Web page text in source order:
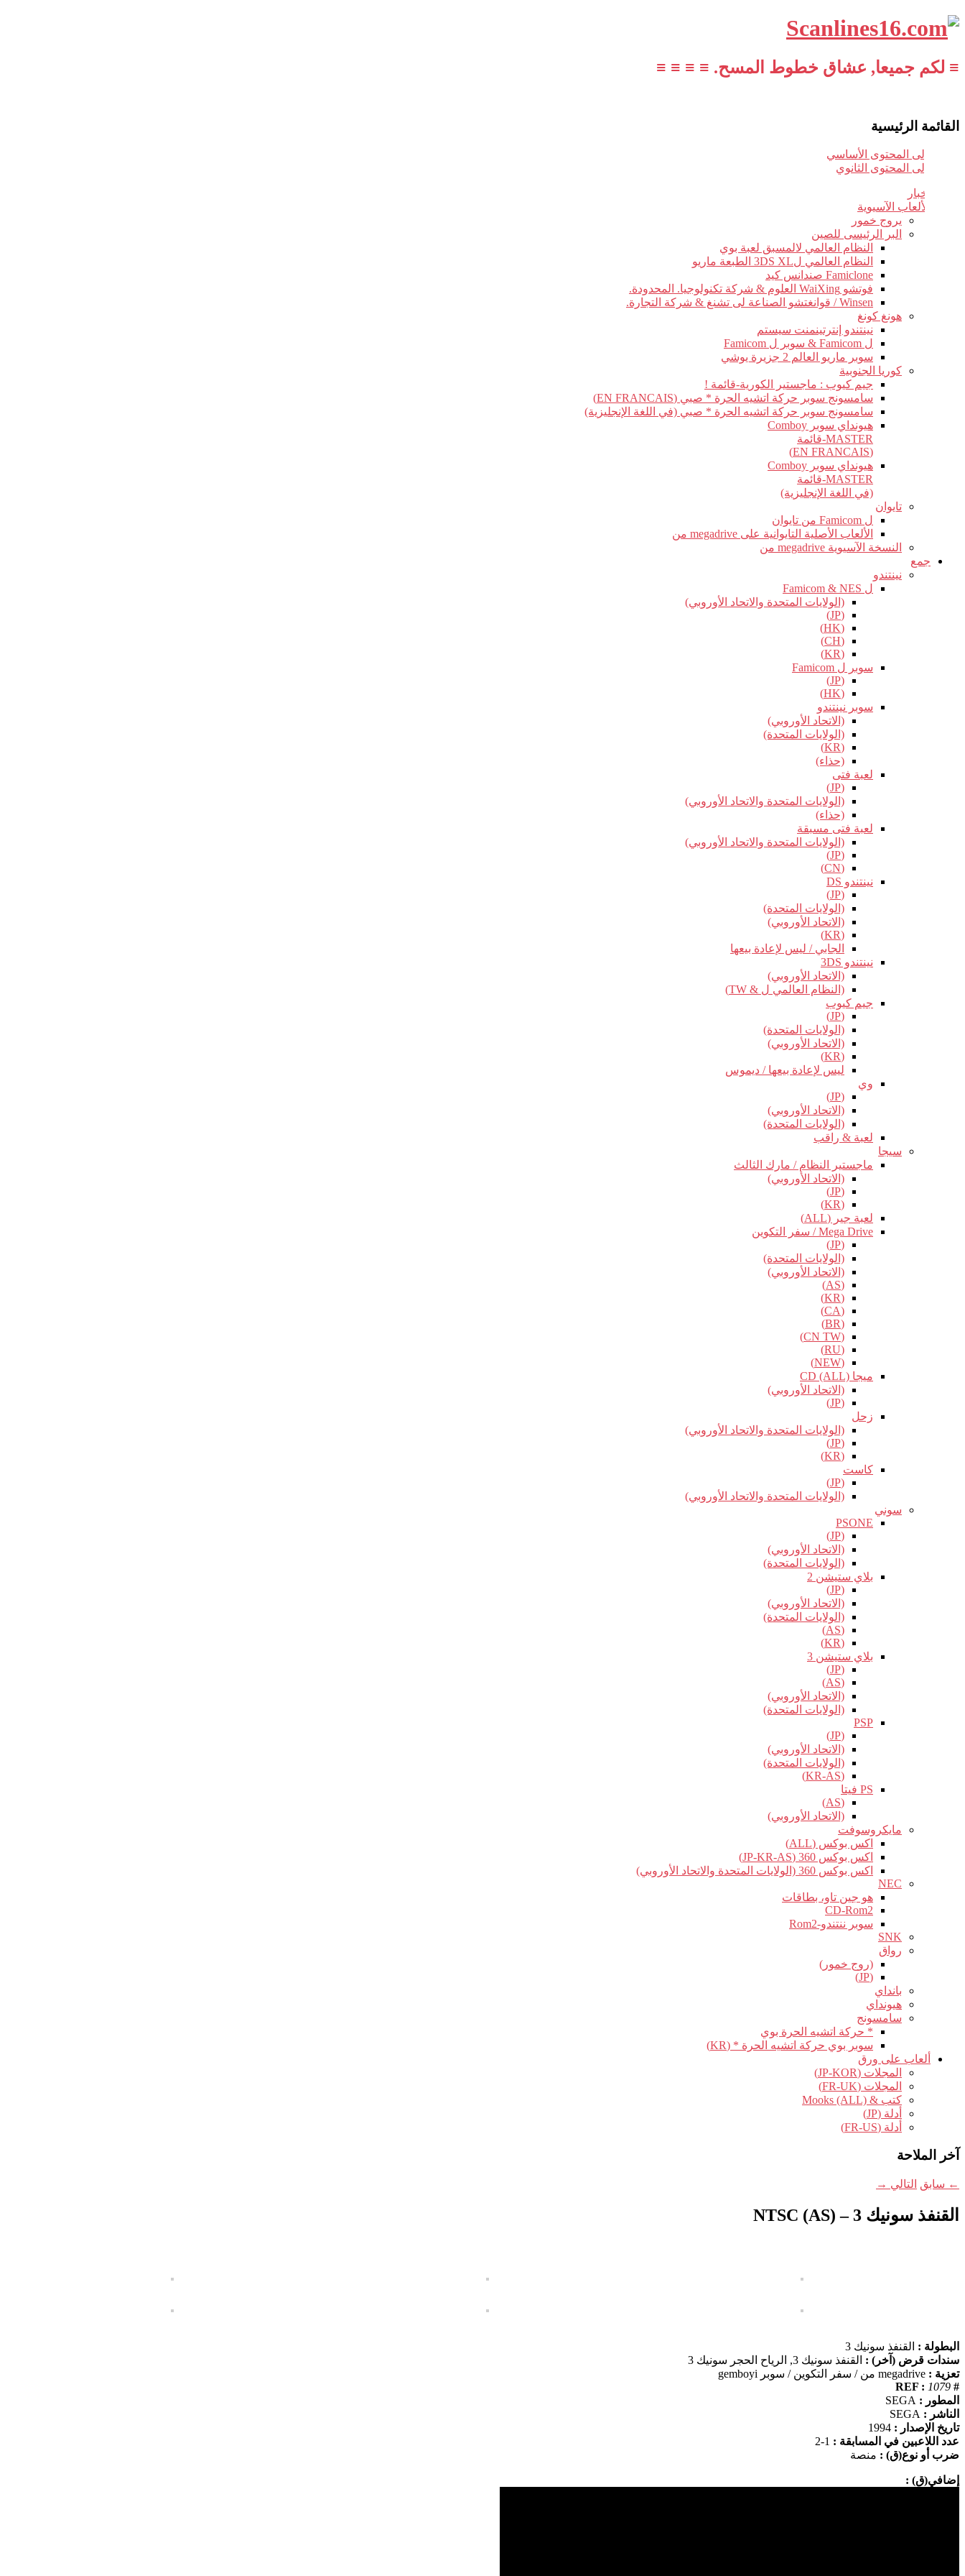
≡ لكم جميعا, عشاق خطوط المسح. ≡ ≡ ≡ ≡
القائمة الرئيسية
تخطي إلى المحتوى الأساسي
تخطي إلى المحتوى الثانوي
أخبار
الألعاب الآسيوية
يروج خمور
البر الرئيسى للصين
النظام العالمي لالمسبق لعبة بوي
النظام العالمي ل3DS XL الطبعة ماريو
Famiclone صندانس كيد
فوتشو WaiXing العلوم & شركة تكنولوجيا. المحدودة.
Winsen / قوانغتشو الصناعة لى تشنغ & شركة التجارة.
هونغ كونغ
نينتندو إنترتينمنت سيستم
ل Famicom & سوبر ل Famicom
سوبر ماريو العالم 2 جزيرة يوشي
كوريا الجنوبية
جيم كيوب : ماجستير الكورية-قائمة !
سامسونج سوبر حركة اتشيه الحرة * صبي (EN FRANCAIS)
سامسونج سوبر حركة اتشيه الحرة * صبي (في اللغة الإنجليزية)
هيونداي سوبر Comboy
MASTER-قائمة
(EN FRANCAIS)
هيونداي سوبر Comboy
MASTER-قائمة
(في اللغة الإنجليزية)
تايوان
ل Famicom من تايوان
الألعاب الأصلية التايوانية على megadrive من
النسخة الآسيوية megadrive من
جمع
نينتندو
ل Famicom & NES
(الولايات المتحدة والاتحاد الأوروبي)
(JP)
(HK)
(CH)
(KR)
سوبر ل Famicom
(JP)
(HK)
سوبر نينتندو
(الاتحاد الأوروبي)
(الولايات المتحدة)
(KR)
(حذاء)
لعبة فتى
(JP)
(الولايات المتحدة والاتحاد الأوروبي)
(حذاء)
لعبة فتى مسبقة
(الولايات المتحدة والاتحاد الأوروبي)
(JP)
(CN)
نينتندو DS
(JP)
(الولايات المتحدة)
(الاتحاد الأوروبي)
(KR)
الجابي / ليس لإعادة بيعها
نينتندو 3DS
(الاتحاد الأوروبي)
(النظام العالمي ل & TW)
جيم كيوب
(JP)
(الولايات المتحدة)
(الاتحاد الأوروبي)
(KR)
ليس لإعادة بيعها / ديموس
وي
(JP)
(الاتحاد الأوروبي)
(الولايات المتحدة)
لعبة & راقب
سيجا
ماجستير النظام / مارك الثالث
(الاتحاد الأوروبي)
(JP)
(KR)
لعبة جير (ALL)
Mega Drive / سفر التكوين
(JP)
(الولايات المتحدة)
(الاتحاد الأوروبي)
(AS)
(KR)
(CA)
(BR)
(CN TW)
(RU)
(NEW)
ميجا CD (ALL)
(الاتحاد الأوروبي)
(JP)
زحل
(الولايات المتحدة والاتحاد الأوروبي)
(JP)
(KR)
كاست
(JP)
(الولايات المتحدة والاتحاد الأوروبي)
سوني
PSONE
(JP)
(الاتحاد الأوروبي)
(الولايات المتحدة)
بلاي ستيشن 2
(JP)
(الاتحاد الأوروبي)
(الولايات المتحدة)
(AS)
(KR)
بلاي ستيشن 3
(JP)
(AS)
(الاتحاد الأوروبي)
(الولايات المتحدة)
PSP
(JP)
(الاتحاد الأوروبي)
(الولايات المتحدة)
(KR-AS)
PS فيتا
(AS)
(الاتحاد الأوروبي)
مايكروسوفت
اكس بوكس (ALL)
اكس بوكس 360 (JP-KR-AS)
اكس بوكس 360 (الولايات المتحدة والاتحاد الأوروبي)
NEC
هو جين تاو، بطاقات
CD-Rom2
سوبر ننتندو-Rom2
SNK
رواق
(روج خمور)
(JP)
بانداي
هيونداي
سامسونج
* حركة اتشيه الحرة بوي
سوبر بوي حركة اتشيه الحرة * (KR)
ألعاب على ورق
المجلات (JP-KOR)
المجلات (FR-UK)
كتب & Mooks (ALL)
أدلة (JP)
أدلة (FR-US)
آخر الملاحة
← سابق التالي →
القنفذ سونيك 3 – NTSC (AS)
البطولة : القنفذ سونيك 3
سندات قرض (آخر) : القنفذ سونيك 3, الرياح الحجر سونيك 3
تعزية :
# REF :
1079
المطور :
الناشر :
تاريخ الإصدار : 1994
عدد اللاعبين في المسابقة :
ضرب أو نوع(ق) : منصة
إضافي(ق) :